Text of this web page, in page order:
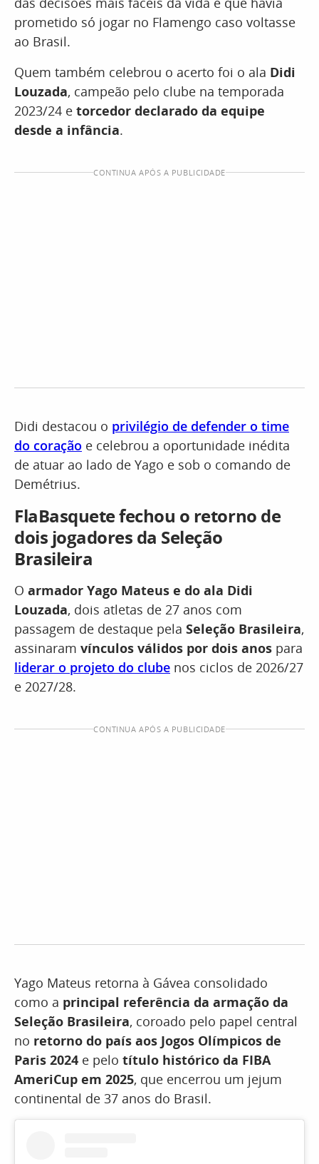
prometido só jogar no Flamengo caso voltasse
ao Brasil.
Quem também celebrou o acerto foi o ala Didi
Louzada, campeão pelo clube na temporada
2023/24 e torcedor declarado da equipe
desde a infância.
CONTINUA APÓS A PUBLICIDADE
Didi destacou o privilégio de defender o time
do coração e celebrou a oportunidade inédita
de atuar ao lado de Yago e sob o comando de
Demétrius.
FlaBasquete fechou o retorno de
dois jogadores da Seleção
Brasileira
O armador Yago Mateus e do ala Didi
Louzada, dois atletas de 27 anos com
passagem de destaque pela Seleção Brasileira,
assinaram vínculos válidos por dois anos para
liderar o projeto do clube nos ciclos de 2026/27
e 2027/28.
CONTINUA APÓS A PUBLICIDADE
Yago Mateus retorna à Gávea consolidado
como a principal referência da armação da
Seleção Brasileira, coroado pelo papel central
no retorno do país aos Jogos Olímpicos de
Paris 2024 e pelo título histórico da FIBA
AmeriCup em 2025, que encerrou um jejum
continental de 37 anos do Brasil.